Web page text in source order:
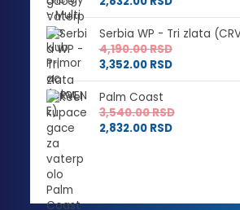
Serbia WP - Tri zlata
4,190.00RSD
3,352.00 RSD
Palm Coast
3,540.00RSD
2,832.00 RSD